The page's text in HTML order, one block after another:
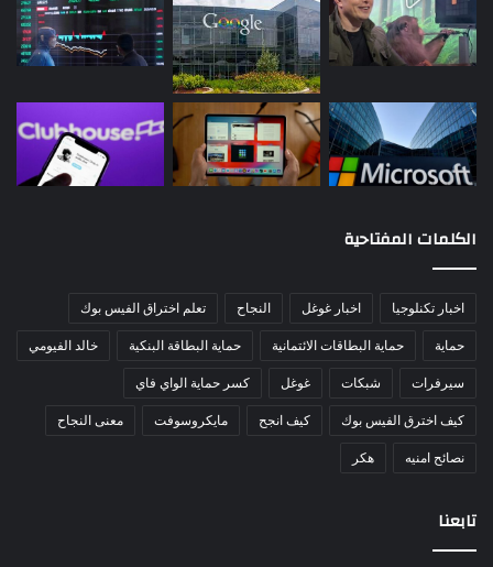
الكلمات المفتاحية
اخبار تكنلوجيا اخبار غوغل النجاح تعلم اختراق الفيس بوك
حماية حماية البطاقات الائتمانية حماية البطاقة البنكية خالد الفيومي
سيرفرات شبكات غوغل كسر حماية الواي فاي
كيف اخترق الفيس بوك كيف انجح مايكروسوفت معنى النجاح
نصائح امنيه هكر
تابعنا